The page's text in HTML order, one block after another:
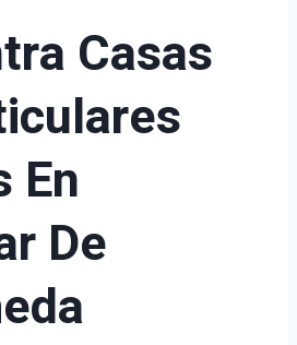
Casas
En
De